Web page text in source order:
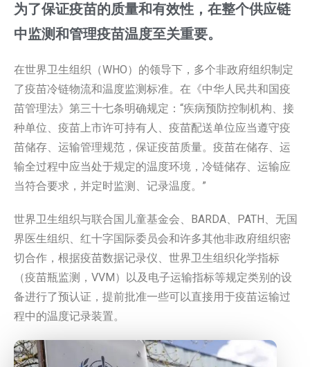
为了保证疫苗的质量和有效性，在整个供应链
中监测和管理疫苗温度至关重要。
在世界卫生组织（WHO）的领导下，多个非政府组织制定
了疫苗冷链物流和温度监测标准。在《中华人民共和国疫
苗管理法》第三十七条明确规定：“疾病预防控制机构、接
种单位、疫苗上市许可持有人、疫苗配送单位应当遵守疫
苗储存、运输管理规范，保证疫苗质量。疫苗在储存、运
输全过程中应当处于规定的温度环境，冷链储存、运输应
当符合要求，并定时监测、记录温度。”
世界卫生组织与联合国儿童基金会、BARDA、PATH、无国
界医生组织、红十字国际委员会和许多其他非政府组织密
切合作，根据疫苗数据记录仪、世界卫生组织化学指标
（疫苗瓶监测，VVM）以及电子运输指标等规定类别的设
备进行了预认证，提前批准一些可以直接用于疫苗运输过
程中的温度记录装置。